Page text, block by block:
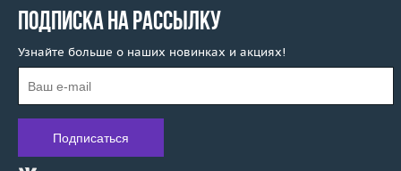
ПОДПИСКА НА РАССЫЛКУ
Узнайте больше о наших новинках и акциях!